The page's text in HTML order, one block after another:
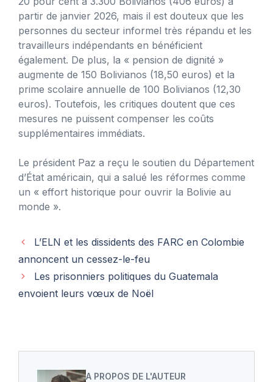
partir de janvier 2026, mais il est douteux que les
personnes du secteur informel très répandu et les
travailleurs indépendants en bénéficient
également. De plus, la « pension de dignité »
augmente de 150 Bolivianos (18,50 euros) et la
prime scolaire annuelle de 100 Bolivianos (12,30
euros). Toutefois, les critiques doutent que ces
mesures ne puissent compenser les coûts
supplémentaires immédiats.
Le président Paz a reçu le soutien du Département
d’État américain, qui a salué les réformes comme
un « effort historique pour ouvrir la Bolivie au
monde ».
L’ELN et les dissidents des FARC en Colombie
annoncent un cessez-le-feu
Les prisonniers politiques du Guatemala
envoient leurs vœux de Noël
A PROPOS DE L'AUTEUR